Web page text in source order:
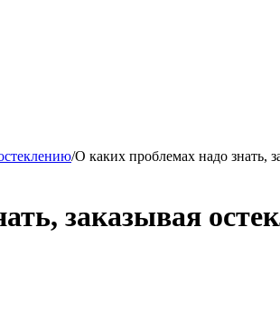
/О каких проблемах надо знать,
заказывая